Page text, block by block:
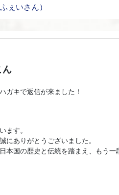
ぇいさん）
ガキで返信が来ました！
ます。
にありがとうございました。
本国の歴史と伝統を踏まえ、もう